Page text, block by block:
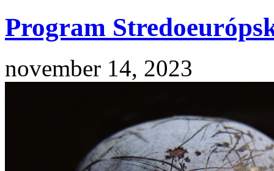
Program
november 14, 2023